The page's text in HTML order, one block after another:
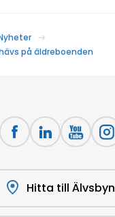
på äldreboenden
Hitta till Älvsbyn